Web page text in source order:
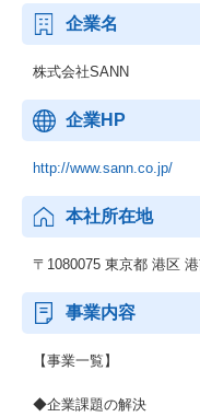
企業名
株式会社SANN
企業HP
http://www.sann.co.jp/
本社所在地
〒1080075 東京都 港区
事業内容
【事業一覧】
◆企業課題の解決